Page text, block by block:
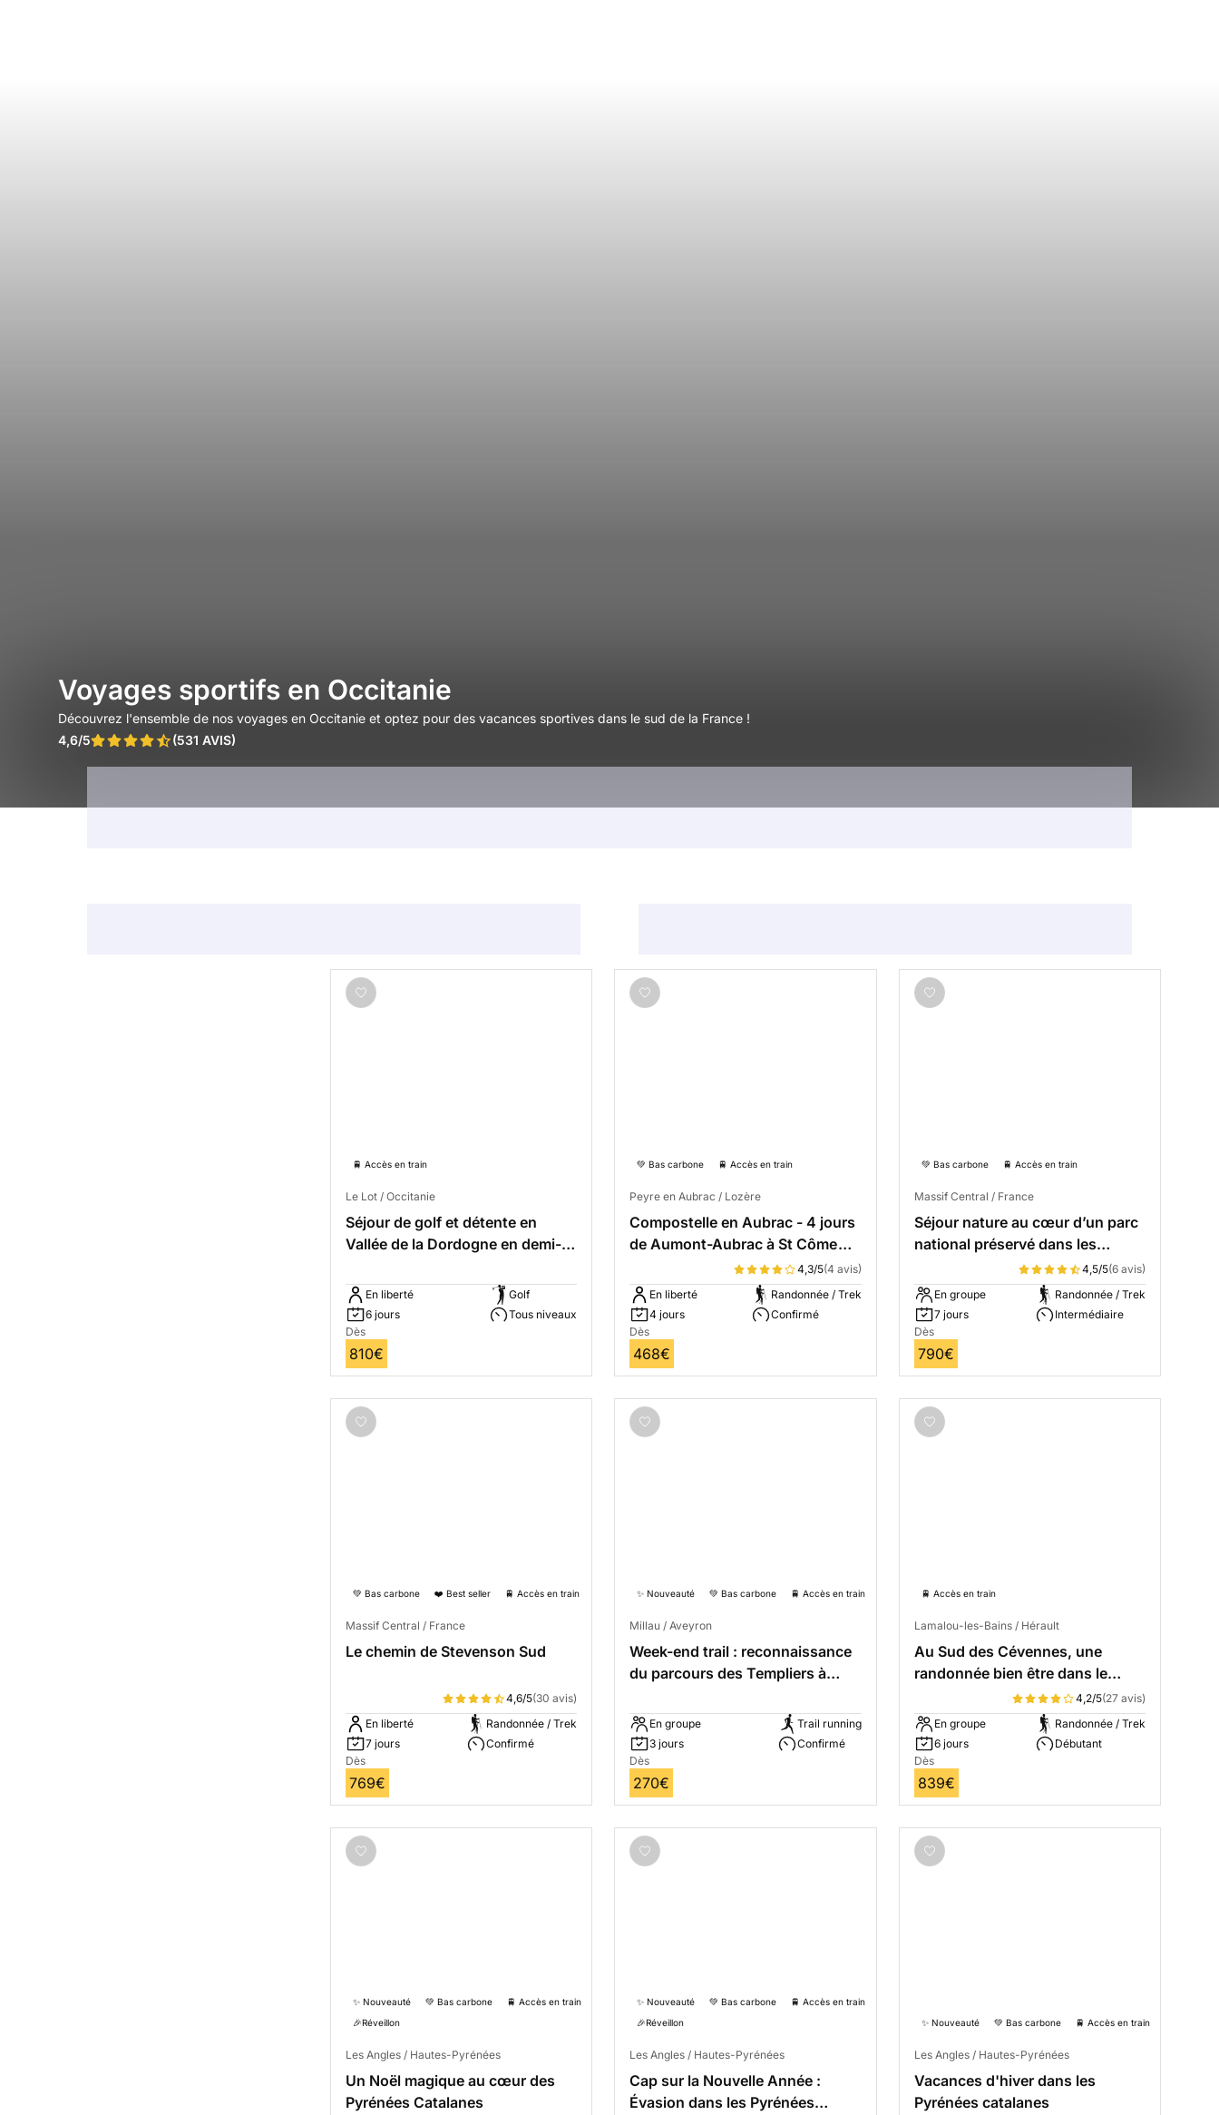
Voyages sportifs en Occitanie
Découvrez l'ensemble de nos voyages en Occitanie et optez pour des vacances sportives dans le sud de la France !
4,6/5
(531 AVIS)
🚆 Accès en train
Le Lot / Occitanie
Séjour de golf et détente en
Vallée de la Dordogne en demi-
En liberté
6 jours
Golf
Tous niveaux
Dès
810€
💚 Bas carbone 🚆 Accès en train
Peyre en Aubrac / Lozère
Compostelle en Aubrac - 4 jours
de Aumont-Aubrac à St Côme
4,3/5(4 avis)
En liberté
4 jours
Randonnée / Trek
Confirmé
Dès
468€
💚 Bas carbone 🚆 Accès en train
Massif Central / France
Séjour nature au cœur d’un parc
national préservé dans les
4,5/5(6 avis)
En groupe
7 jours
Randonnée / Trek
Intermédiaire
Dès
790€
💚 Bas carbone ❤️ Best seller 🚆 Accès en train
Massif Central / France
Le chemin de Stevenson Sud
4,6/5(30 avis)
En liberté
7 jours
Randonnée / Trek
Confirmé
Dès
769€
✨ Nouveauté 💚 Bas carbone 🚆 Accès en train
Millau / Aveyron
Week-end trail : reconnaissance
du parcours des Templiers à
En groupe
3 jours
Trail running
Confirmé
Dès
270€
🚆 Accès en train
Lamalou-les-Bains / Hérault
Au Sud des Cévennes, une
randonnée bien être dans le
4,2/5(27 avis)
En groupe
6 jours
Randonnée / Trek
Débutant
Dès
839€
✨ Nouveauté 💚 Bas carbone
🚆 Accès en train
🎉Réveillon
Les Angles / Hautes-Pyrénées
Un Noël magique au cœur des
Pyrénées Catalanes
✨ Nouveauté 💚 Bas carbone
🚆 Accès en train
🎉Réveillon
Les Angles / Hautes-Pyrénées
Cap sur la Nouvelle Année :
Évasion dans les Pyrénées
✨ Nouveauté 💚 Bas carbone 🚆 Accès en train
Les Angles / Hautes-Pyrénées
Vacances d'hiver dans les
Pyrénées catalanes